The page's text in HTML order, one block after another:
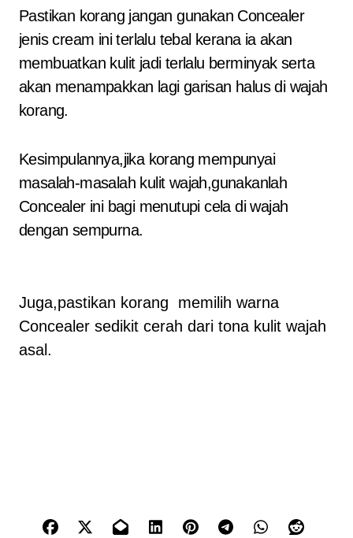
Pastikan korang jangan gunakan Concealer
jenis cream ini terlalu tebal kerana ia akan
membuatkan kulit jadi terlalu berminyak serta
akan menampakkan lagi garisan halus di wajah
korang.
Kesimpulannya,jika korang mempunyai
masalah-masalah kulit wajah,gunakanlah
Concealer ini bagi menutupi cela di wajah
dengan sempurna.
Juga,pastikan korang memilih warna
Concealer sedikit cerah dari tona kulit wajah
asal.